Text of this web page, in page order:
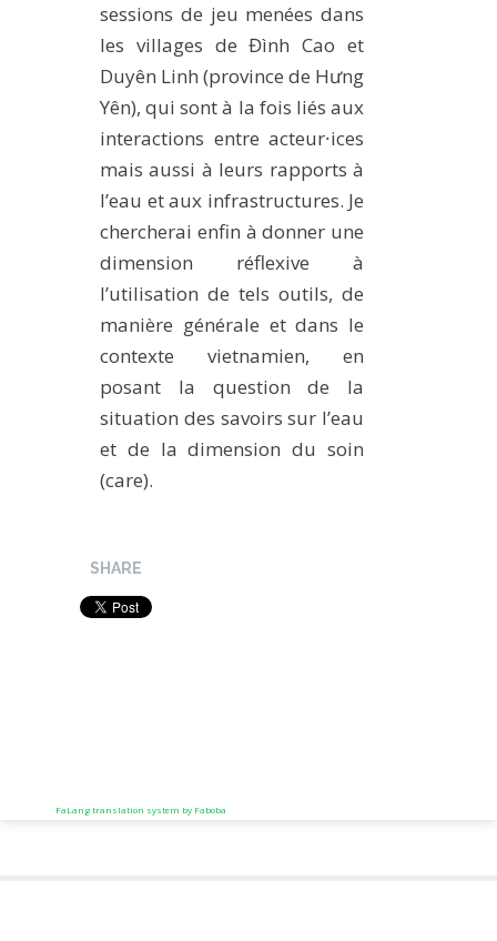
sessions de jeu menées dans
les villages de Đình Cao et
Duyên Linh (province de Hưng
Yên), qui sont à la fois liés aux
interactions entre acteur⸱ices
mais aussi à leurs rapports à
l’eau et aux infrastructures. Je
chercherai enfin à donner une
dimension réflexive à
l’utilisation de tels outils, de
manière générale et dans le
contexte vietnamien, en
posant la question de la
situation des savoirs sur l’eau
et de la dimension du soin
(care).
SHARE
FaLang translation system by Faboba